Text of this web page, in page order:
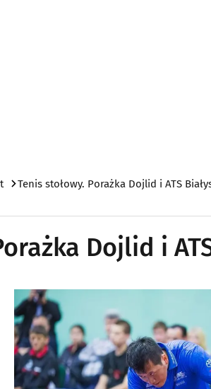
Tenis stołowy. Porażka Dojlid i ATS
Dojlid i